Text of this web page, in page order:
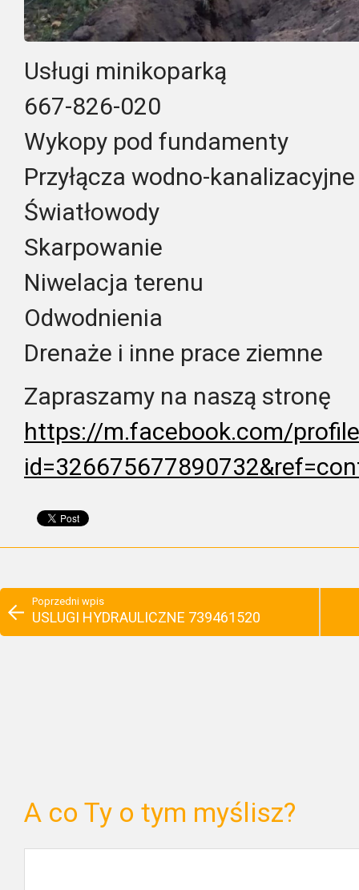
Usługi minikoparką
667-826-020
Wykopy pod fundamenty
Przyłącza wodno-
Światłowody
Skarpowanie
Niwelacja terenu
Odwodnienia
Drenaże i inne prace ziemne
Zapraszamy na naszą stronę
https://m.facebook.com/profile
id=326675677890732&ref=
Poprzedni wpis
USLUGI HYDRAULICZNE 739461520
A co Ty o tym myślisz?